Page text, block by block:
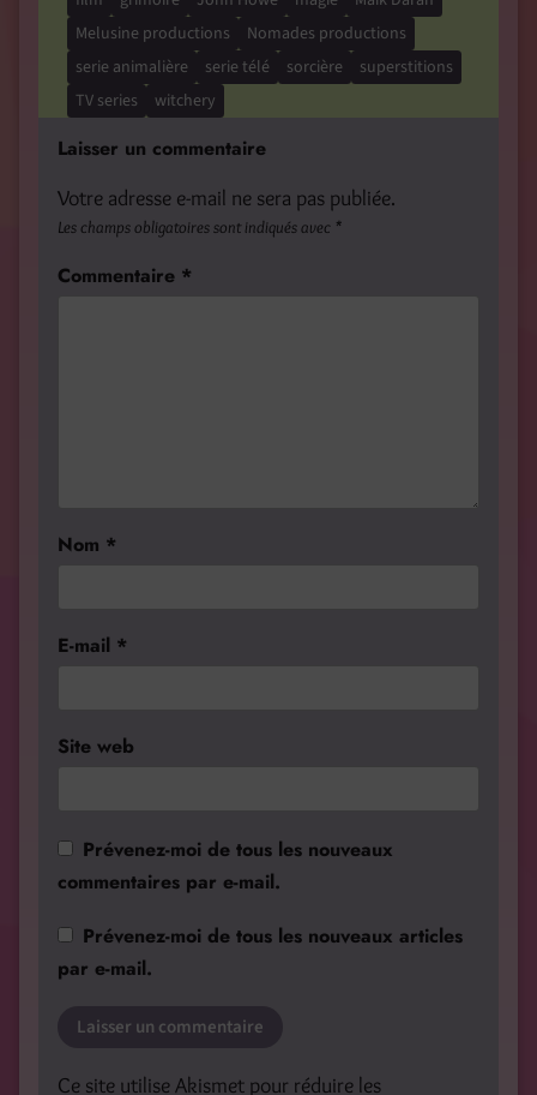
Melusine productions
Nomades productions
serie animalière
serie télé sorcière
superstitions
TV series
witchery
Laisser un commentaire
Votre adresse e-mail ne sera pas publiée.
Les champs obligatoires sont indiqués avec *
Commentaire *
Nom *
E-mail *
Site web
Prévenez-moi de tous les nouveaux
commentaires par e-mail.
Prévenez-moi de tous les nouveaux articles
par e-mail.
Ce site utilise Akismet pour réduire les